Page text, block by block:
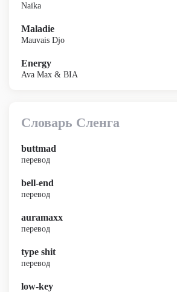
Naïka
Maladie
Mauvais Djo
Energy
Ava Max & BIA
Словарь Сленга
buttmad
перевод
bell-end
перевод
auramaxx
перевод
type shit
перевод
low-key